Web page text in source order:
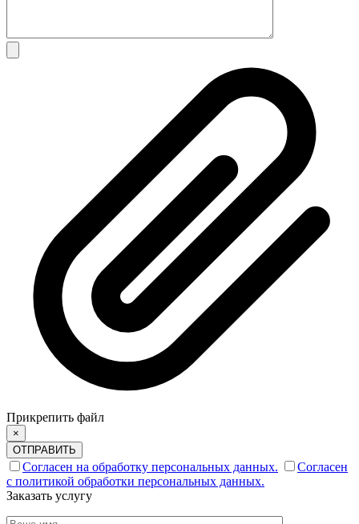
Прикрепить файл
×
ОТПРАВИТЬ
Согласен на обработку персональных данных.
Согласен
с политикой обработки персональных данных.
Заказать услугу